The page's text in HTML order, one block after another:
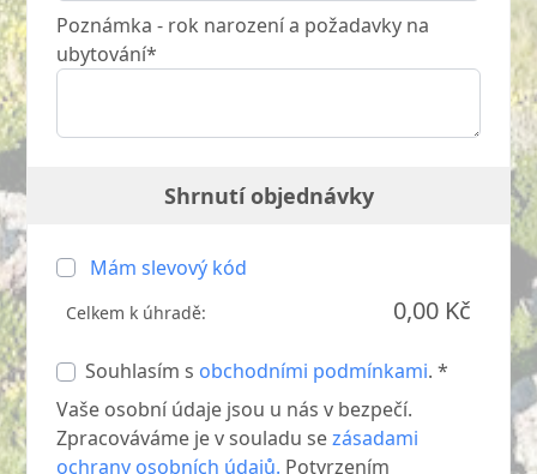
Poznámka - rok narození a požadavky na
ubytování*
Shrnutí objednávky
Mám slevový kód
Celkem k úhradě: 0,00 Kč
Souhlasím s obchodními podmínkami. *
Vaše osobní údaje jsou u nás v bezpečí.
Zpracováváme je v souladu sezásadami
ochrany osobních údajů. Potvrzením